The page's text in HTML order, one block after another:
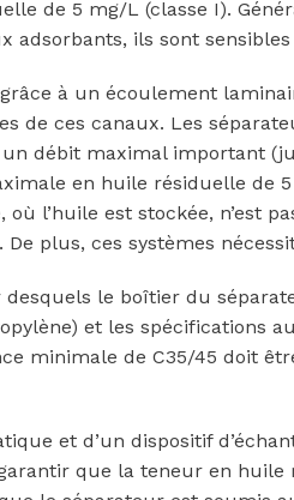
de 5 mg/L (classe I).
ils sont sensibles
à un écoulement
de ces canaux. Les
débit maximal important
en huile résiduelle de 5
l’huile est stockée, n’est
plus, ces systèmes
desquels le boîtier du
et les spécifications
minimale de C35/45 doit
et d’un dispositif
que la teneur en huile